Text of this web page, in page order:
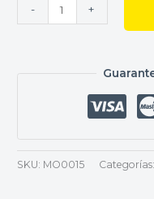
- +
SKU: MO0015 Categorías: